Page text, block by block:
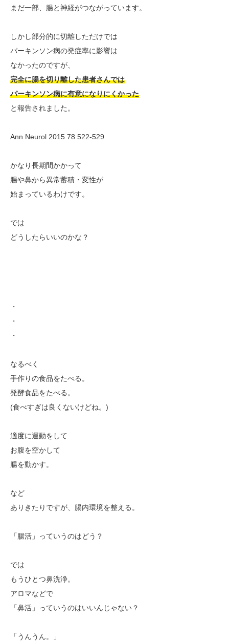
まだ一部、腸と神経がつながっています。
しかし部分的に切離しただけでは
パーキンソン病の発症率に影響は
なかったのですが、
完全に腸を切り離した患者さんでは
パーキンソン病に有意になりにくかった
と報告されました。
Ann Neurol 2015 78 522-529
かなり長期間かかって
腸や鼻から異常蓄積・変性が
始まっているわけです。
では
どうしたらいいのかな？
・
・
・
なるべく
手作りの食品をたべる。
発酵食品をたべる。
(食べすぎは良くないけどね。)
適度に運動をして
お腹を空かして
腸を動かす。
など
ありきたりですが、腸内環境を整える。
「腸活」っていうのはどう？
では
もうひとつ鼻洗浄。
アロマなどで
「鼻活」っていうのはいいんじゃない？
「うんうん。」